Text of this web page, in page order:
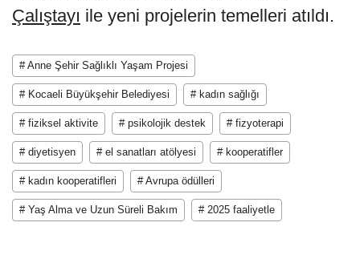
Çalıştayı ile yeni projelerin temelleri atıldı.
# Anne Şehir Sağlıklı Yaşam Projesi
# Kocaeli Büyükşehir Belediyesi # kadın sağlığı
# fiziksel aktivite # psikolojik destek # fizyoterapi
# diyetisyen # el sanatları atölyesi # kooperatifler
# kadın kooperatifleri # Avrupa ödülleri
# Yaş Alma ve Uzun Süreli Bakım # 2025 faaliyetle